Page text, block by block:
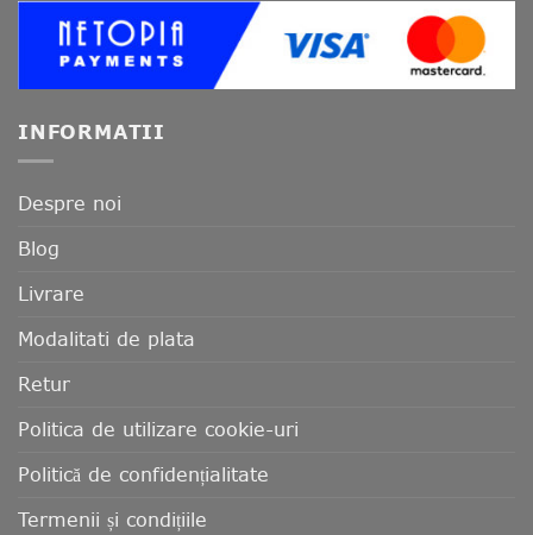
INFORMATII
Despre noi
Blog
Livrare
Modalitati de plata
Retur
Politica de utilizare cookie-uri
Politică de confidențialitate
Termenii și condițiile